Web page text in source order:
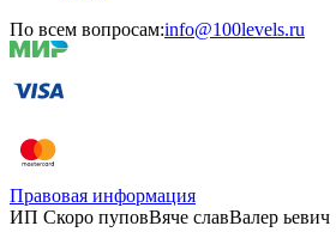
По всем вопросам:info@100levels.ru
Правовая информация
ИП Скоро пуповВяче славВалер ьевич